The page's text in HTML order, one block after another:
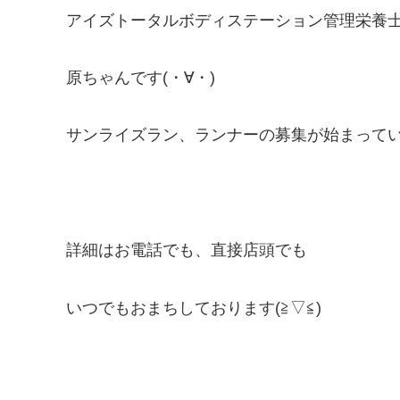
アイズトータルボディステーション管理栄養
原ちゃんです(・∀・)
サンライズラン、ランナーの募集が始まって
詳細はお電話でも、直接店頭でも
いつでもおまちしております(≧▽≦)